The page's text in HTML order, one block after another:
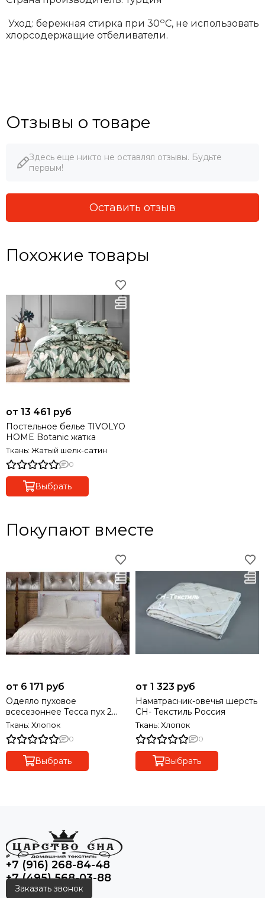
Уход: бережная стирка при 30оС, не использовать
хлорсодержащие отбеливатели.
Отзывы о товаре
Здесь еще никто не оставлял отзывы. Будьте
первым!
Оставить отзыв
Похожие товары
от 13 461 руб
Постельное белье TIVOLYO
HOME Botanic жатка
Ткань: Жатый шелк-сатин
0
Выбрать
Покупают вместе
от 6 171 руб
Одеяло пуховое
всесезоннее Тесса пух 2
категории
Ткань: Хлопок
0
Выбрать
от 1 323 руб
Наматрасник-овечья шерсть
СН- Текстиль Россия
Ткань: Хлопок
0
Выбрать
+7 (916) 268-84-48
+7 (495) 568-03-88
Заказать звонок